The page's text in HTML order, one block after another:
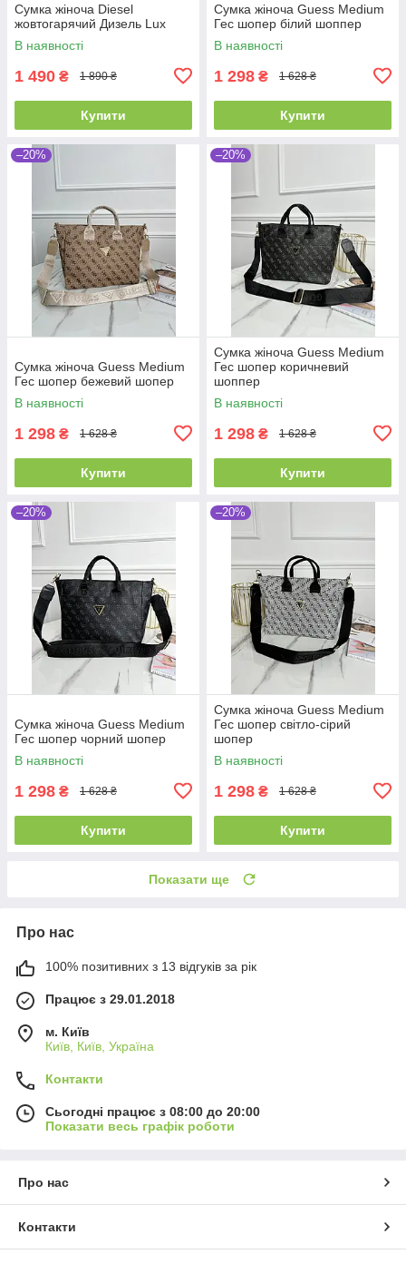
Сумка жіноча Diesel
жовтогарячий Дизель Lux
В наявності
1 490 ₴ 1 890 ₴
Купити
Сумка жіноча Guess Medium
Гес шопер білий шоппер
В наявності
1 298 ₴ 1 628 ₴
Купити
–20%
Сумка жіноча Guess Medium
Гес шопер бежевий шопер
В наявності
1 298 ₴ 1 628 ₴
Купити
–20%
Сумка жіноча Guess Medium
Гес шопер коричневий
шоппер
В наявності
1 298 ₴ 1 628 ₴
Купити
–20%
Сумка жіноча Guess Medium
Гес шопер чорний шопер
В наявності
1 298 ₴ 1 628 ₴
Купити
–20%
Сумка жіноча Guess Medium
Гес шопер світло-сірий
шопер
В наявності
1 298 ₴ 1 628 ₴
Купити
Показати ще
Про нас
100% позитивних з 13 відгуків за рік
Працює з 29.01.2018
м. Київ
Київ, Київ, Україна
Контакти
Сьогодні працює з 08:00 до 20:00
Показати весь графік роботи
Про нас
Контакти